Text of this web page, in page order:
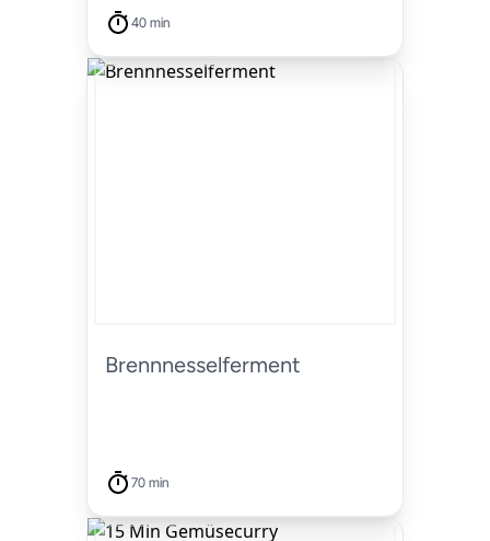
40 min
Brennnesselferment
70 min